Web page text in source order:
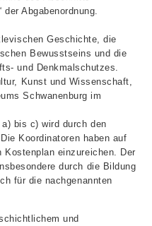
der Abgabenordnung.
Geschichte, die
Bewusstseins und die
und Denkmalschutzes.
Kunst und Wissenschaft,
Schwanenburg im
bis c) wird durch den
Koordinatoren haben auf
Kostenplan einzureichen. Der
durch die Bildung
für die nachgenannten
und